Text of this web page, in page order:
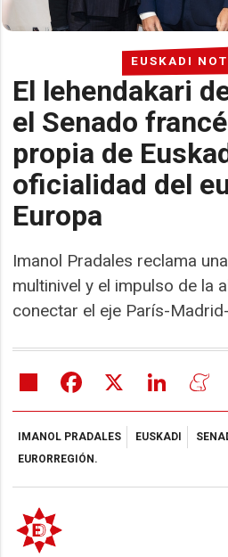
EUSKADI
El lehendakari
el Senado
propia de
oficialidad del
Europa
Imanol Pradales reclama
multinivel y el impulso de la
conectar el eje París-
Share Facebook LinkedIn
IMANOL PRADALES EUSKADI
EURORREGIÓN.